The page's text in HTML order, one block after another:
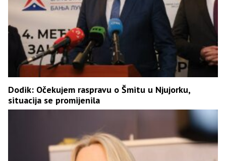
Dodik: Očekujem raspravu o Šmitu u Njujorku,
situacija se promijenila